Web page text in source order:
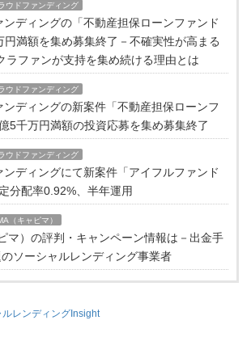
ウドファンディング
ディングの「不動産担保ローンファンド
円満額を集め募集終了－不確実性が高まる
ラファンが支持を集め続ける理由とは
ウドファンディング
ンディングの新案件「不動産担保ローンフ
5千万円満額の投資応募を集め募集終了
ウドファンディング
ディングにて新案件「アイフルファンド
分配率0.92%、半年運用
（キャピマ）
マ）の評判・キャンペーン情報は－出金手
ソーシャルレンディング事業者
ルレンディングInsight